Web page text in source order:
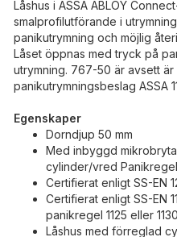
Låshus i ASSA ABLOY
smalprofilutförande i
panikutrymning och möjlig
Låset öppnas med tryck på
utrymning. 767-50 är avsett
panikutrymningsbeslag ASSA
Egenskaper
Dorndjup 50 mm
Med inbyggd
cylinder/vred
Certifierat enligt SS-EN
Certifierat enligt SS-EN
panikregel 1125 eller 1130
Låshus med förreglad